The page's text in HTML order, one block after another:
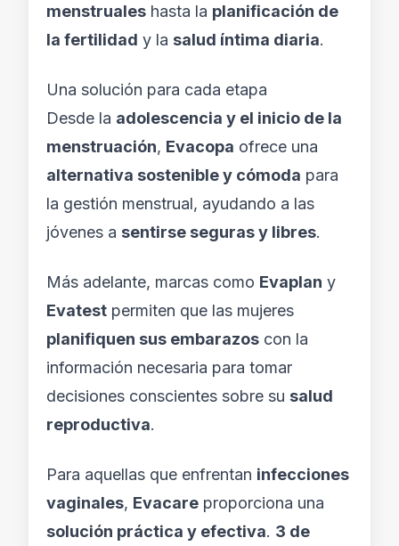
menstruales hasta la planificación de
la fertilidad y la salud íntima diaria.
Una solución para cada etapa
Desde la adolescencia y el inicio de la
menstruación, Evacopa ofrece una
alternativa sostenible y cómoda para
la gestión menstrual, ayudando a las
jóvenes a sentirse seguras y libres.
Más adelante, marcas como Evaplan y
Evatest permiten que las mujeres
planifiquen sus embarazos con la
información necesaria para tomar
decisiones conscientes sobre su salud
reproductiva.
Para aquellas que enfrentan infecciones
vaginales, Evacare proporciona una
solución práctica y efectiva. 3 de